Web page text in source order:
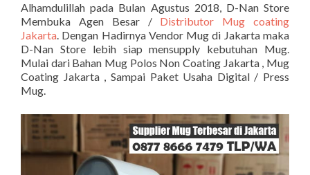
Alhamdulillah pada Bulan Agustus 2018, D-Nan Store
Membuka Agen Besar / Distributor Mug coating
Jakarta. Dengan Hadirnya Vendor Mug di Jakarta maka
D-Nan Store lebih siap mensupply kebutuhan Mug.
Mulai dari Bahan Mug Polos Non Coating Jakarta , Mug
Coating Jakarta , Sampai Paket Usaha Digital / Press
Mug.